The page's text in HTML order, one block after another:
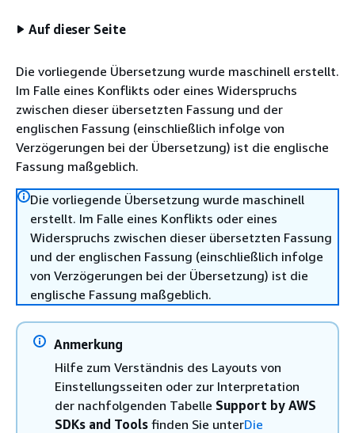
Auf dieser Seite
Die vorliegende Übersetzung wurde maschinell erstellt.
Im Falle eines Konflikts oder eines Widerspruchs
zwischen dieser übersetzten Fassung und der
englischen Fassung (einschließlich infolge von
Verzögerungen bei der Übersetzung) ist die englische
Fassung maßgeblich.
Die vorliegende Übersetzung wurde maschinell
erstellt. Im Falle eines Konflikts oder eines
Widerspruchs zwischen dieser übersetzten Fassung
und der englischen Fassung (einschließlich infolge
von Verzögerungen bei der Übersetzung) ist die
englische Fassung maßgeblich.
Anmerkung
Hilfe zum Verständnis des Layouts von
Einstellungsseiten oder zur Interpretation
der nachfolgenden Tabelle Support by AWS
SDKs and Tools finden Sie unterDie